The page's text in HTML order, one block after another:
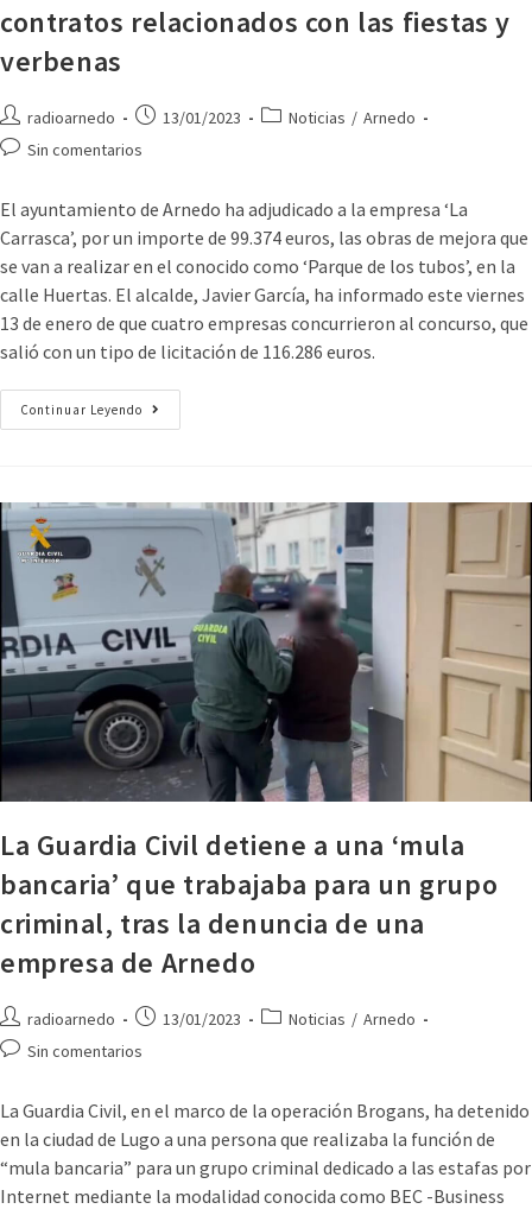
contratos relacionados con las fiestas y
verbenas
radioarnedo 13/01/2023 Noticias / Arnedo
Sin comentarios
El ayuntamiento de Arnedo ha adjudicado a la empresa ‘La
Carrasca’, por un importe de 99.374 euros, las obras de mejora que
se van a realizar en el conocido como ‘Parque de los tubos’, en la
calle Huertas. El alcalde, Javier García, ha informado este viernes
13 de enero de que cuatro empresas concurrieron al concurso, que
salió con un tipo de licitación de 116.286 euros.
Continuar Leyendo
La Guardia Civil detiene a una ‘mula
bancaria’ que trabajaba para un grupo
criminal, tras la denuncia de una
empresa de Arnedo
radioarnedo 13/01/2023 Noticias / Arnedo
Sin comentarios
La Guardia Civil, en el marco de la operación Brogans, ha detenido
en la ciudad de Lugo a una persona que realizaba la función de
“mula bancaria” para un grupo criminal dedicado a las estafas por
Internet mediante la modalidad conocida como BEC -Business